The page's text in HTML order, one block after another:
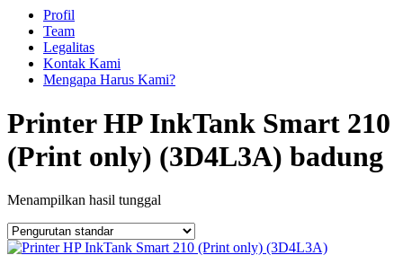
Profil
Team
Legalitas
Kontak Kami
Mengapa Harus Kami?
Printer HP InkTank Smart 210
(Print only) (3D4L3A) badung
Menampilkan hasil tunggal